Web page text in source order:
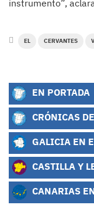
instrumento”,
EL CERVANTES
EN PORTADA
CRÓNICAS
GALICIA EN
CASTILLA Y
CANARIAS